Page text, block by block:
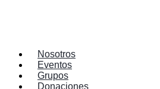
Nosotros
Eventos
Grupos
Donaciones